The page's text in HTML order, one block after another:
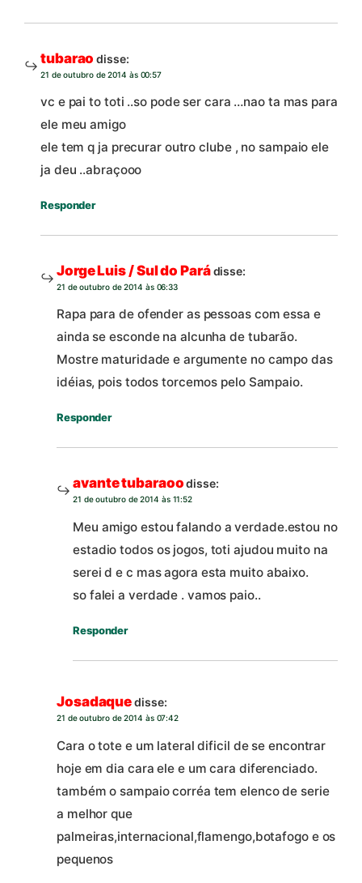
tubarao disse:
21 de outubro de 2014 às 00:57
vc e pai to toti ..so pode ser cara …nao ta mas para
ele meu amigo
ele tem q ja precurar outro clube , no sampaio ele
ja deu ..abraçooo
Responder
Jorge Luis / Sul do Parádisse:
21 de outubro de 2014 às 06:33
Rapa para de ofender as pessoas com essa e
ainda se esconde na alcunha de tubarão.
Mostre maturidade e argumente no campo das
idéias, pois todos torcemos pelo Sampaio.
Responder
avante tubaraoo disse:
21 de outubro de 2014 às 11:52
Meu amigo estou falando a verdade.estou no
estadio todos os jogos, toti ajudou muito na
serei d e c mas agora esta muito abaixo.
so falei a verdade . vamos paio..
Responder
Josadaquedisse:
21 de outubro de 2014 às 07:42
Cara o tote e um lateral dificil de se encontrar
hoje em dia cara ele e um cara diferenciado.
também o sampaio corréa tem elenco de serie
a melhor que
palmeiras,internacional,flamengo,botafogo e os
pequenos